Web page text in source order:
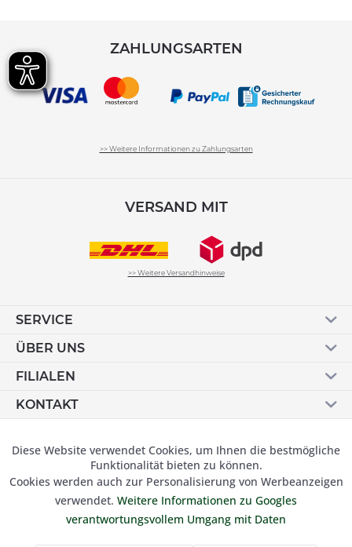
ZAHLUNGSARTEN
>> Weitere Informationen zu Zahlungsarten
VERSAND MIT
>> Weitere Versandhinweise
SERVICE
ÜBER UNS
FILIALEN
KONTAKT
© 2019 Besser Gehen Schockmann GmbH. Alle Preise inkl.
der gesetzl. MwSt und zzgl.Versandkosten.
Funktionale Aktiv
Marketing Inaktiv
Diese Website verwendet Cookies, um Ihnen die bestmögliche
Funktionalität bieten zu können.
Cookies werden auch zur Personalisierung von Werbeanzeigen
verwendet. Weitere Informationen zu Googles
verantwortungsvollem Umgang mit Daten